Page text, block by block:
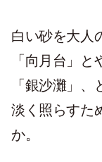
白い砂を大人
「向月台」
「銀沙灘」
淡く照らすた
か。